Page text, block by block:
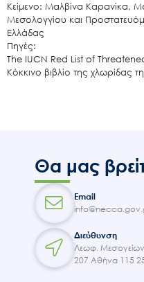
Κείμενο: Μαλβίνα Καρανίκα,
Μεσολογγίου και
Ελλάδας
Πηγές:
The IUCN Red List of
Κόκκινο βιβλίο της χλωρίδας
Θα μας
Email
Διεύθυνση
Λεωφ. Μεσογείων
207 Αθήνα 115